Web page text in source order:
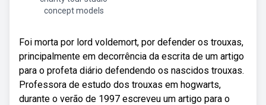
concept models
Foi morta por lord voldemort, por defender os trouxas,
principalmente em decorrência da escrita de um artigo
para o profeta diário defendendo os nascidos trouxas.
Professora de estudo dos trouxas em hogwarts,
durante o verão de 1997 escreveu um artigo para o